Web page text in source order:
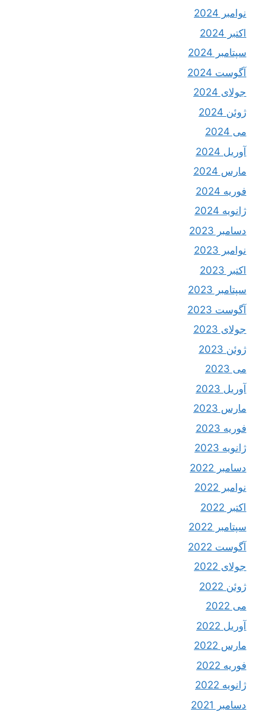
نوامبر 2024
اکتبر 2024
سپتامبر 2024
آگوست 2024
جولای 2024
ژوئن 2024
می 2024
آوریل 2024
مارس 2024
فوریه 2024
ژانویه 2024
دسامبر 2023
نوامبر 2023
اکتبر 2023
سپتامبر 2023
آگوست 2023
جولای 2023
ژوئن 2023
می 2023
آوریل 2023
مارس 2023
فوریه 2023
ژانویه 2023
دسامبر 2022
نوامبر 2022
اکتبر 2022
سپتامبر 2022
آگوست 2022
جولای 2022
ژوئن 2022
می 2022
آوریل 2022
مارس 2022
فوریه 2022
ژانویه 2022
دسامبر 2021